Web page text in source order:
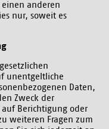
anderen
nur, soweit es
unentgeltliche
Daten,
Zweck der
Berichtigung oder
weiteren Fragen zum